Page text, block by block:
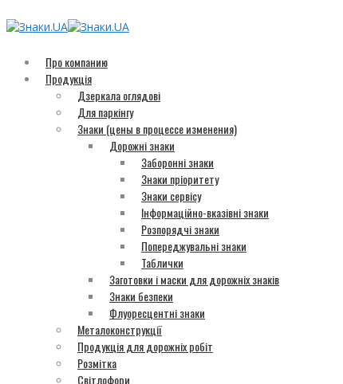
Про компанию
Продукція
Дзеркала оглядові
Для паркінгу
Знаки (цены в процессе изменения)
Дорожні знаки
Заборонні знаки
Знаки пріоритету
Знаки сервісу
Інформаційно-вказівні знаки
Розпорядчі знаки
Попереджувальні знаки
Таблички
Заготовки і маски для дорожніх знаків
Знаки безпеки
Флуоресцентні знаки
Металоконструкції
Продукція для дорожніх робіт
Розмітка
Світлофори